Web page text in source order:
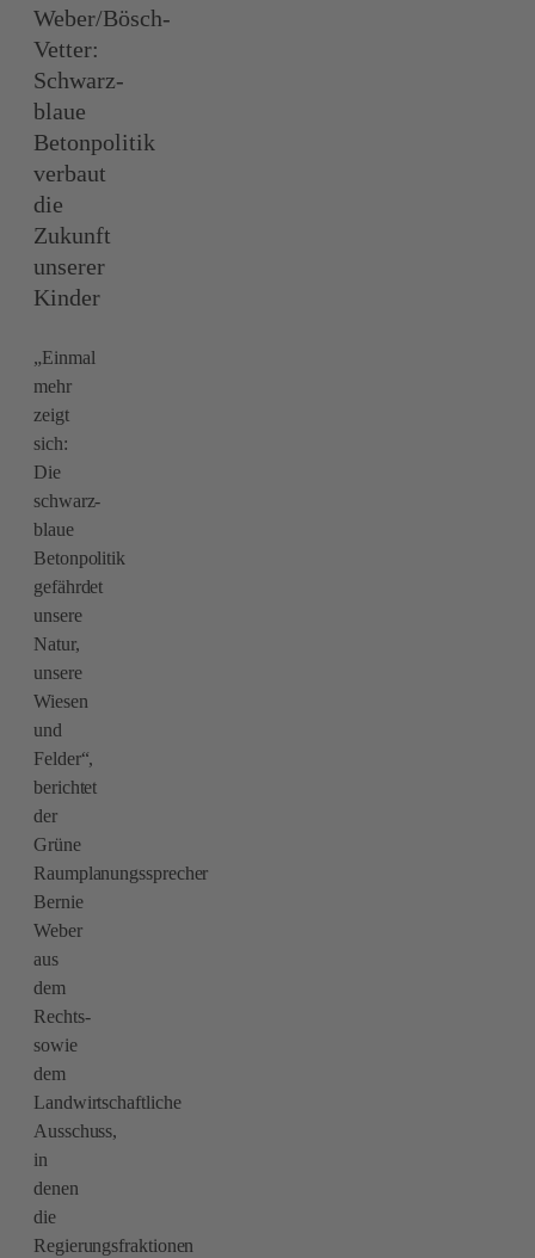
Weber/Bösch-
Vetter:
Schwarz-
blaue
Betonpolitik
verbaut
die
Zukunft
unserer
Kinder
„Einmal
mehr
zeigt
sich:
Die
schwarz-
blaue
Betonpolitik
gefährdet
unsere
Natur,
unsere
Wiesen
und
Felder“,
berichtet
der
Grüne
Raumplanungssprecher
Bernie
Weber
aus
dem
Rechts-
sowie
dem
Landwirtschaftliche
Ausschuss,
in
denen
die
Regierungsfraktionen